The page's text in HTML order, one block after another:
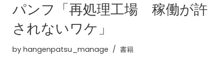
パンフ「再処理工場 稼働が許
されないワケ」
by hangenpatsu_manage 書籍